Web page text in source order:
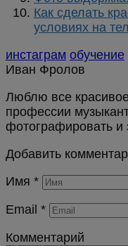
Как сделать
условиях на
инстаграм обучение
Иван Фролов
Люблю все
профессии
фотографировать и
Добавить
Имя *
Email *
Комментарий